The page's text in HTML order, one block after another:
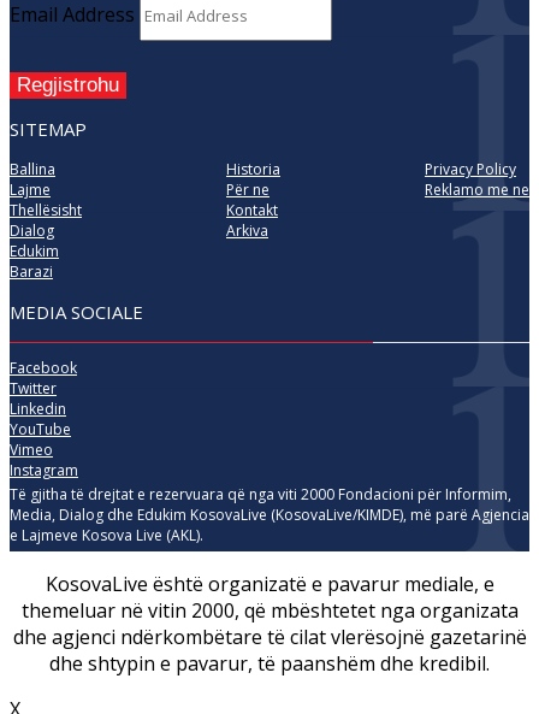
Email Address
Regjistrohu
SITEMAP
Ballina
Lajme
Thellësisht
Dialog
Edukim
Barazi
Historia
Për ne
Kontakt
Arkiva
Privacy Policy
Reklamo me ne
MEDIA SOCIALE
Facebook
Twitter
Linkedin
YouTube
Vimeo
Instagram
Të gjitha të drejtat e rezervuara që nga viti 2000 Fondacioni për Informim,
Media, Dialog dhe Edukim KosovaLive (KosovaLive/KIMDE), më parë Agjencia
e Lajmeve Kosova Live (AKL).
KosovaLive është organizatë e pavarur mediale, e
themeluar në vitin 2000, që mbështetet nga organizata
dhe agjenci ndërkombëtare të cilat vlerësojnë gazetarinë
dhe shtypin e pavarur, të paanshëm dhe kredibil.